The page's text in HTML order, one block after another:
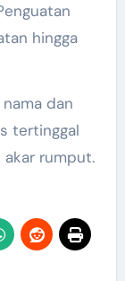
hingga
dan
tertinggal
akar rumput.